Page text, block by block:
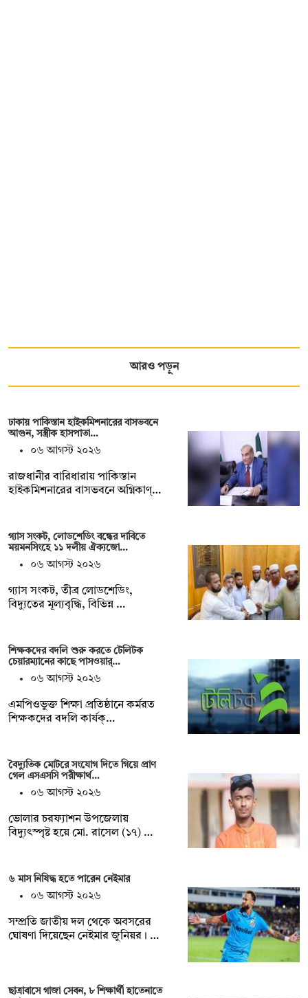
আরও পড়ুন
ঢাকায় পাকিস্তান হাইকমিশনারের বাসভবনে
আগুন, সস্ত্রীক হাসপাতা…
০৬ আগস্ট ২০২৬
রাজধানীর বারিধারায় পাকিস্তান
হাইকমিশনারের বাসভবনে অগ্নিকাণ্…
গ্যাস সংকট, লোডশেডিং বন্ধের দাবিতে
ময়মনসিংহে ১১ দলীয় ঐক্যজো…
০৬ আগস্ট ২০২৬
গ্যাস সংকট, তীব্র লোডশেডিং,
বিদ্যুতের মূল্যবৃদ্ধি, বিভিন্ন …
শিক্ষকদের বদলি শুরু করতে টেলিটক
চেয়ারম্যানের কাছে পাসওয়ার্…
০৬ আগস্ট ২০২৬
এমপিওভুক্ত শিক্ষা প্রতিষ্ঠানে কর্মরত
শিক্ষকদের বদলি কার্যক্…
বৈদ্যুতিক মোটরে সংযোগ দিতে গিয়ে প্রাণ
গেল এসএসসি পরীক্ষার্থ…
০৬ আগস্ট ২০২৬
ভোলার চরফ্যাশন উপজেলায়
বিদ্যুৎস্পৃষ্ট হয়ে মো. রাসেল (১৭) …
৬ মাস নিষিদ্ধ হতে পারেন নেইমার
০৬ আগস্ট ২০২৬
সম্প্রতি জাতীয় দল থেকে অবসরের
ঘোষণা দিয়েছেন নেইমার জুনিয়র। …
ছাত্রাবাসে গাজা সেবন, ৮ শিক্ষার্থী হাতেনাতে